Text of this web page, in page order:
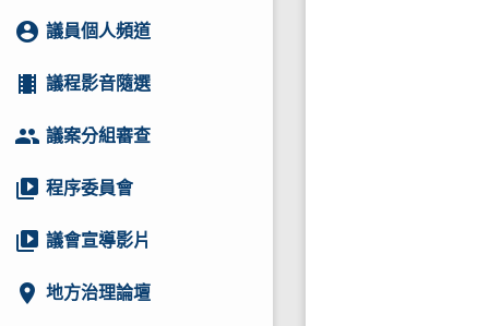
account_circle 議員個人頻道
local_movies 議程影音隨選
group 議案分組審查
video_library 程序委員會
video_library 議會宣導影片
location_on 地方治理論壇